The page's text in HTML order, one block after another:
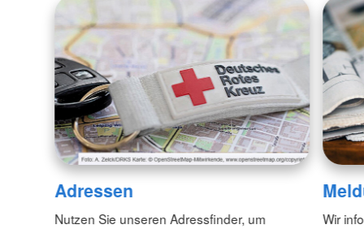
Adressen
Nutzen Sie unseren Adressfinder, um
Wir